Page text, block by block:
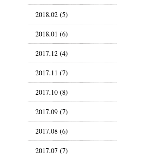
2018.02 (5)
2018.01 (6)
2017.12 (4)
2017.11 (7)
2017.10 (8)
2017.09 (7)
2017.08 (6)
2017.07 (7)